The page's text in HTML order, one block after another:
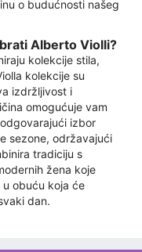
o budućnosti našeg
Alberto Violli?
kolekcije stila,
kolekcije su
izdržljivost i
omogućuje vam
izbor
sezone, održavajući
tradiciju s
žena koje
obuću koja će
dan.